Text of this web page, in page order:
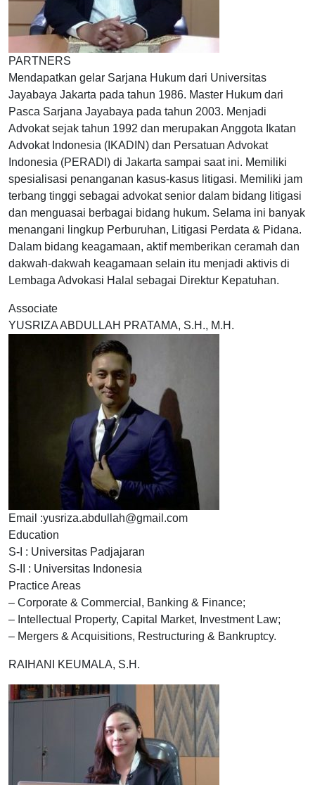
PARTNERS
Mendapatkan gelar Sarjana Hukum dari Universitas
Jayabaya Jakarta pada tahun 1986. Master Hukum dari
Pasca Sarjana Jayabaya pada tahun 2003. Menjadi
Advokat sejak tahun 1992 dan merupakan Anggota Ikatan
Advokat Indonesia (IKADIN) dan Persatuan Advokat
Indonesia (PERADI) di Jakarta sampai saat ini. Memiliki
spesialisasi penanganan kasus-kasus litigasi. Memiliki jam
terbang tinggi sebagai advokat senior dalam bidang litigasi
dan menguasai berbagai bidang hukum. Selama ini banyak
menangani lingkup Perburuhan, Litigasi Perdata & Pidana.
Dalam bidang keagamaan, aktif memberikan ceramah dan
dakwah-dakwah keagamaan selain itu menjadi aktivis di
Lembaga Advokasi Halal sebagai Direktur Kepatuhan.
Associate
YUSRIZA ABDULLAH PRATAMA, S.H., M.H.
Email :yusriza.abdullah@gmail.com
Education
S-I : Universitas Padjajaran
S-II : Universitas Indonesia
Practice Areas
– Corporate & Commercial, Banking & Finance;
– Intellectual Property, Capital Market, Investment Law;
– Mergers & Acquisitions, Restructuring & Bankruptcy.
RAIHANI KEUMALA, S.H.